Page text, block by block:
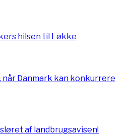
hilsen til Løkke
når Danmark kan konkurrere
af landbrugsavisen!